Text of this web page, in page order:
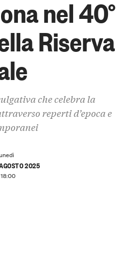
nel 40°
Riserva
che celebra la
reperti d’epoca e
2025